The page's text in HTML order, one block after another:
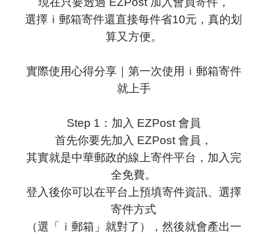
選擇ｉ郵箱寄件還直接每件省10元，真的划
算又方便。
實際使用心得分享｜第一次使用 ｉ郵箱寄件
就上手
Step 1：加入 EZPost 會員
首先你要先加入 EZPost 會員，
其實就是中華郵政的線上寄件平台，加入完
全免費。
登入後你可以在平台上預填寄件資訊、選擇
寄件方式
（選「ｉ郵箱」就對了），然後就會產出一